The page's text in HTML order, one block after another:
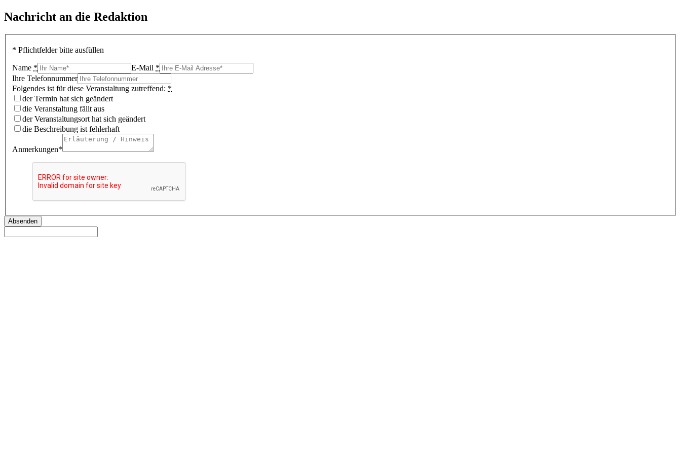
Nachricht an die Redaktion
* Pflichtfelder bitte ausfüllen
Name * E-Mail *
Ihre Telefonnummer
Folgendes ist für diese Veranstaltung zutreffend: *
der Termin hat sich geändert
die Veranstaltung fällt aus
der Veranstaltungsort hat sich geändert
die Beschreibung ist fehlerhaft
Anmerkungen*
Absenden